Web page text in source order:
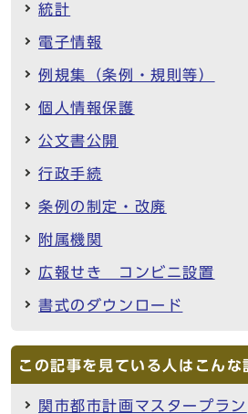
統計
電子情報
例規集（条例・規則等）
個人情報保護
公文書公開
行政手続
条例の制定・改廃
附属機関
広報せき コンビニ設置
書式のダウンロード
この記事を見ている人はこんな
関市都市計画マスタープラン